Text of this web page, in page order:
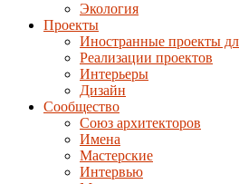
Экология
Проекты
Иностранные проекты
Реализации проектов
Интерьеры
Дизайн
Сообщество
Союз архитекторов
Имена
Мастерские
Интервью